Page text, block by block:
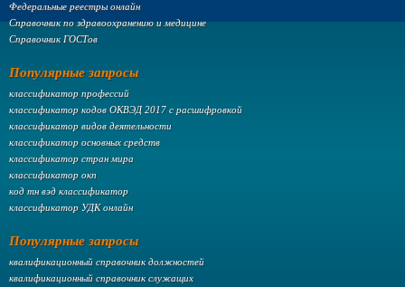
Федеральные реестры онлайн
Справочник по здравоохранению и медицине
Справочник ГОСТов
Популярные запросы
классификатор профессий
классификатор кодов ОКВЭД 2017 с расшифровкой
классификатор видов деятельности
классификатор основных средств
классификатор стран мира
классификатор окп
код тн вэд классификатор
классификатор УДК онлайн
Популярные запросы
квалификационный справочник должностей
квалификационный справочник служащих